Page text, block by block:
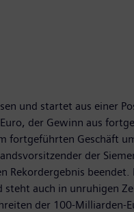
und startet aus einer
der Gewinn aus
Geschäft
der
steht auch in unruhigen
der 100-Milliarden-